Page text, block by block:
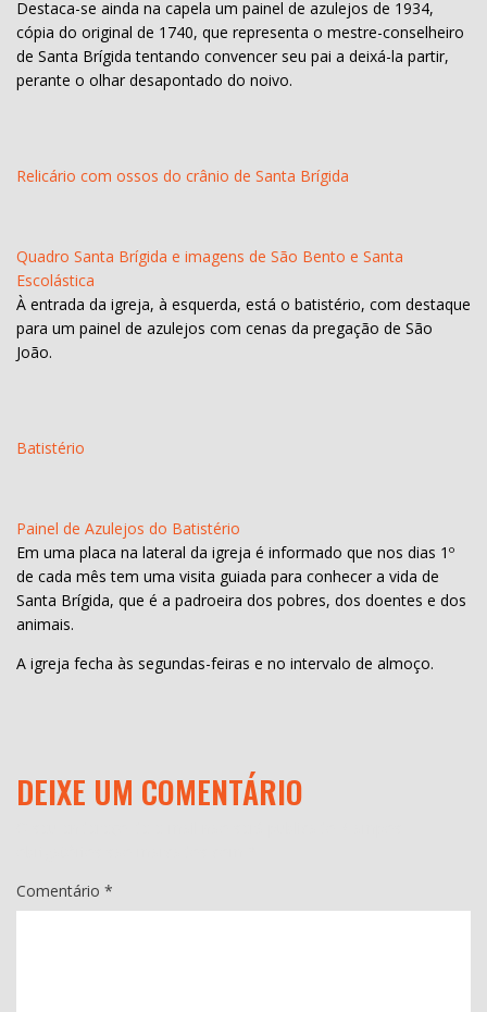
Destaca-se ainda na capela um painel de azulejos de 1934,
cópia do original de 1740, que representa o mestre-conselheiro
de Santa Brígida tentando convencer seu pai a deixá-la partir,
perante o olhar desapontado do noivo.
Relicário com ossos do crânio de Santa Brígida
Quadro Santa Brígida e imagens de São Bento e Santa
Escolástica
À entrada da igreja, à esquerda, está o batistério, com destaque
para um painel de azulejos com cenas da pregação de São
João.
Batistério
Painel de Azulejos do Batistério
Em uma placa na lateral da igreja é informado que nos dias 1º
de cada mês tem uma visita guiada para conhecer a vida de
Santa Brígida, que é a padroeira dos pobres, dos doentes e dos
animais.
A igreja fecha às segundas-feiras e no intervalo de almoço.
DEIXE UM COMENTÁRIO
Comentário *